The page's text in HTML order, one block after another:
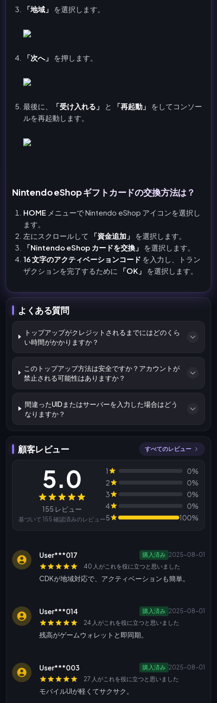
「地域」 を選択します。
「次へ」 を押します。
最後に、 「受け入れる」 と 「再起動」
をしてコンソー
ルを再起動します。
Nintendo eShop ギフトカードの交換方法は？
HOMEメニューで Nintendo eShop アイコンを選択し
ます。
左にスクロールして
「資金追加」
を選択します。
「Nintendo eShop カードを交換」
を選択します。
16 文字のアクティベーションコード を入力し、トラン
ザクションを完了するために
「OK」 を選択します。
よくある質問
トップアップがクレジットされるまでにはどのくら
い時間がかかりますか？
このトップアップ方法は安全ですか？アカウントが
禁止される可能性はありますか？
間違ったUIDまたはサーバーを入力した場合はどう
なりますか？
顧客レビュー すべてのレビュー
レビュー
5.0
155 レビュー
基づいて 155 確認済みのレビュー
1
0%
2
0%
3
0%
4
0%
5
100%
User***017 購入済み 2025-08-01
40 人がこれを役に立つと思いました
CDKが地域対応で、アクティベーションも簡単。
User***014 購入済み 2025-08-01
24 人がこれを役に立つと思いました
残高がゲームウォレットと即同期。
User***003 購入済み 2025-08-01
27 人がこれを役に立つと思いました
モバイルUIが軽くてサクサク。